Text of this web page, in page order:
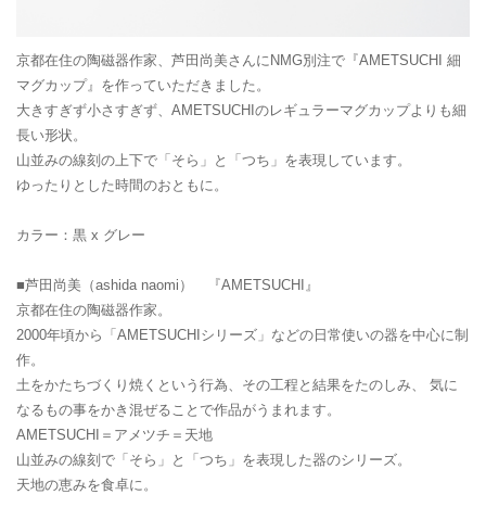
京都在住の陶磁器作家、芦田尚美さんにNMG別注で『AMETSUCHI 細
マグカップ』を作っていただきました。
大きすぎず小さすぎず、AMETSUCHIのレギュラーマグカップよりも細
長い形状。
山並みの線刻の上下で「そら」と「つち」を表現しています。
ゆったりとした時間のおともに。
カラー：黒 x グレー
■芦田尚美（ashida naomi） 『AMETSUCHI』
京都在住の陶磁器作家。
2000年頃から「AMETSUCHIシリーズ」などの日常使いの器を中心に制
作。
土をかたちづくり焼くという行為、その工程と結果をたのしみ、 気に
なるもの事をかき混ぜることで作品がうまれます。
AMETSUCHI＝アメツチ＝天地
山並みの線刻で「そら」と「つち」を表現した器のシリーズ。
天地の恵みを食卓に。